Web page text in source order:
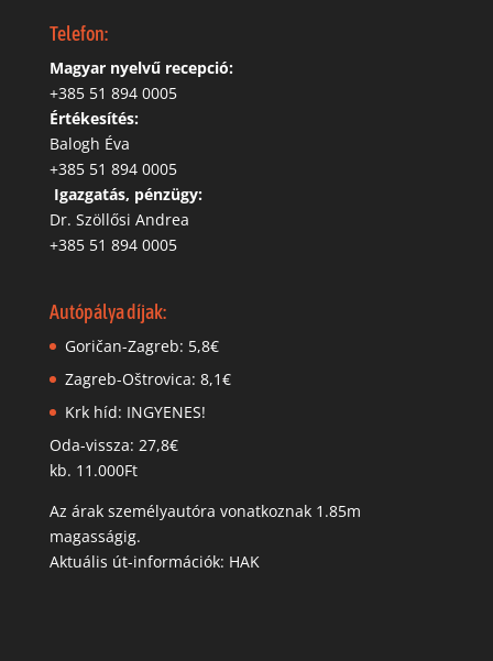
Telefon:
Magyar nyelvű recepció:
‭+385 51 894 0005
Értékesítés:
Balogh Éva
+385 51 894 0005
Igazgatás, pénzügy:
Dr. Szöllősi Andrea
+385 51 894 0005
Autópálya díjak:
Goričan-Zagreb: 5,8€
Zagreb-Oštrovica: 8,1€
Krk híd: INGYENES!
Oda-vissza: 27,8€
kb. 11.000Ft
Az árak személyautóra vonatkoznak 1.85m
magasságig.
Aktuális út-információk: HAK